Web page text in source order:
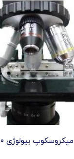
میکروسکوپ بیولوژی BM-P20